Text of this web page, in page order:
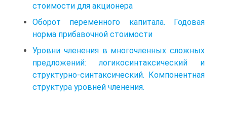
стоимости для акционера
Оборот переменного капитала. Годовая
норма прибавочной стоимости
Уровни членения в многочленных сложных
предложений: логикосинтаксический и
структурно-синтаксический. Компонентная
структура уровней членения.